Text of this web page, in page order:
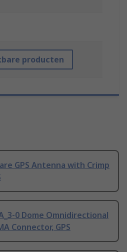
producten
GPS Antenna with Crimp
0 Dome Omnidirectional
Connector, GPS